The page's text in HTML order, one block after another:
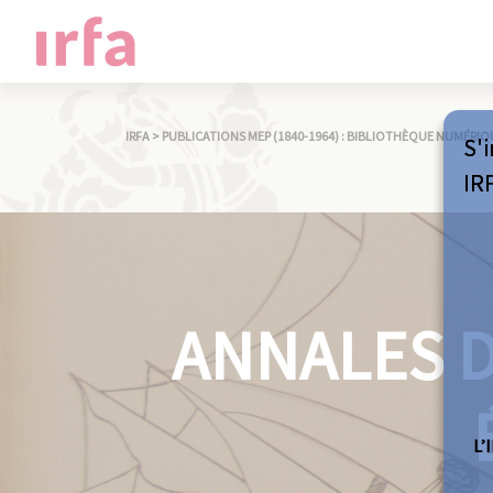
IRFA > PUBLICATIONS MEP (1840-1964) : BIBLIOTHÈQUE
ANNALES